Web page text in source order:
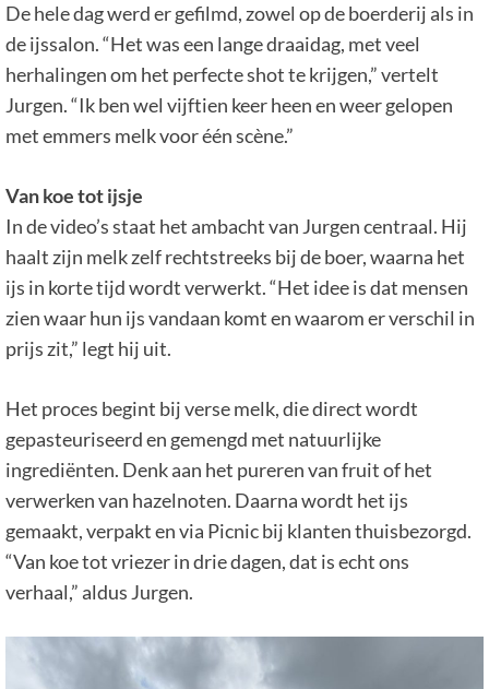
De hele dag werd er gefilmd, zowel op de boerderij als in
de ijssalon. “Het was een lange draaidag, met veel
herhalingen om het perfecte shot te krijgen,” vertelt
Jurgen. “Ik ben wel vijftien keer heen en weer gelopen
met emmers melk voor één scène.”
Van koe tot ijsje
In de video’s staat het ambacht van Jurgen centraal. Hij
haalt zijn melk zelf rechtstreeks bij de boer, waarna het
ijs in korte tijd wordt verwerkt. “Het idee is dat mensen
zien waar hun ijs vandaan komt en waarom er verschil in
prijs zit,” legt hij uit.
Het proces begint bij verse melk, die direct wordt
gepasteuriseerd en gemengd met natuurlijke
ingrediënten. Denk aan het pureren van fruit of het
verwerken van hazelnoten. Daarna wordt het ijs
gemaakt, verpakt en via Picnic bij klanten thuisbezorgd.
“Van koe tot vriezer in drie dagen, dat is echt ons
verhaal,” aldus Jurgen.